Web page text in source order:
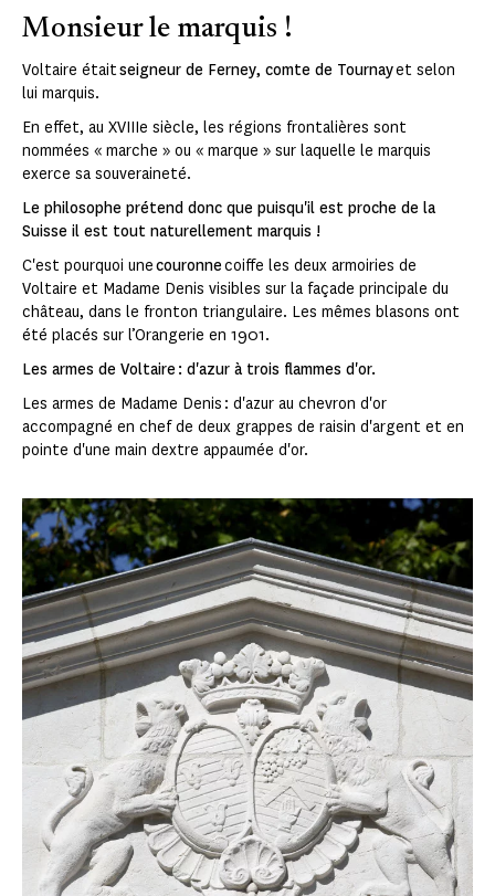
Monsieur le marquis !
Voltaire étaitseigneur de Ferney, comte de Tournayet selon
lui marquis.
En effet, au XVIIIe siècle, les régions frontalières sont
nommées « marche » ou « marque » sur laquelle le marquis
exerce sa souveraineté.
Le philosophe prétend donc que puisqu'il est proche de la
Suisse il est tout naturellement marquis !
C'est pourquoi unecouronnecoiffe les deux armoiries de
Voltaire et Madame Denis visibles sur la façade principale du
château, dans le fronton triangulaire. Les mêmes blasons ont
été placés sur l’Orangerie en 1901.
Les armes de Voltaire : d'azur à trois flammes d'or.
Les armes de Madame Denis : d'azur au chevron d'or
accompagné en chef de deux grappes de raisin d'argent et en
pointe d'une main dextre appaumée d'or.